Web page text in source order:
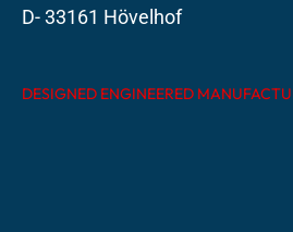
D- 33161 Hövelhof
DESIGNED ENGINEERED